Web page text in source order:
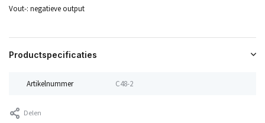
Vout-: negatieve output
Productspecificaties
Artikelnummer C48-2
Delen